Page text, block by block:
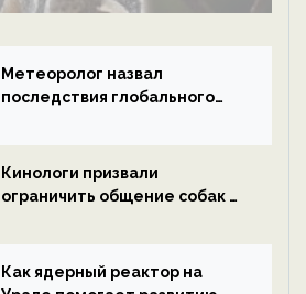
Метеоролог назвал
последствия глобального
ECOportal
Кинологи призвали
ограничить общение собак с
ECOportal
Как ядерный реактор на